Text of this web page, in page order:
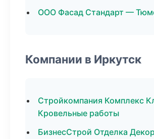
ООО Фасад Стандарт —
Компании в Иркутск
Стройкомпания Комплекс
Кровельные работы
БизнесСтрой Отделка